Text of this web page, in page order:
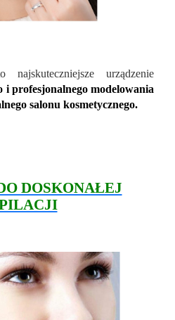
najskuteczniejsze urządzenie
i profesjonalnego modelowania
salonu kosmetycznego.
DOSKONAŁEJ